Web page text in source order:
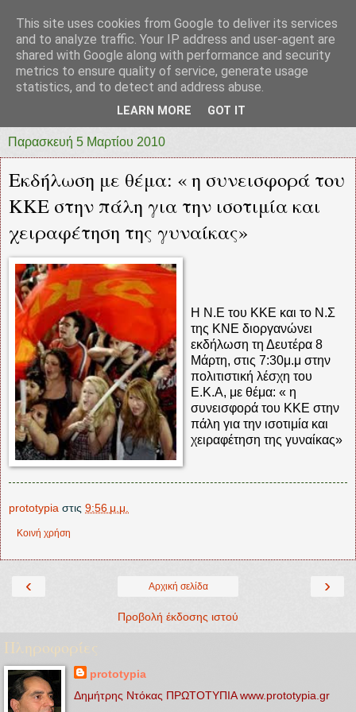
prototypia
"ΠΡΩΤΟΤΥΠΙΑ" * ΑΝΕΞΑΡΤΗΤΗ-ΗΛΕΚΤΡΟΝΙΚΗ-
Παρασκευή 5 Μαρτίου 2010
Εκδήλωση με θέμα: « η συνεισφορά του
ΚΚΕ στην πάλη για την ισοτιμία και
χειραφέτηση της γυναίκας»
Η Ν.Ε του ΚΚΕ και το Ν.Σ
της ΚΝΕ διοργανώνει
εκδήλωση τη Δευτέρα 8
Μάρτη, στις 7:30μ.μ στην
πολιτιστική λέσχη του
Ε.Κ.Α, με θέμα: « η
συνεισφορά του ΚΚΕ στην
πάλη για την ισοτιμία και
χειραφέτηση της γυναίκας»
prototypia στις 9:56 μ.μ.
Κοινή χρήση
‹ ›
Αρχική σελίδα
Προβολή έκδοσης ιστού
Πληροφορίες
prototypia
Δημήτρης Ντόκας ΠΡΩΤΟΤΥΠΙΑ www.prototypia.gr
This site uses cookies from Google to deliver its services
and to analyze traffic. Your IP address and user-agent are
shared with Google along with performance and security
metrics to ensure quality of service, generate usage
statistics, and to detect and address abuse.
LEARN MORE GOT IT